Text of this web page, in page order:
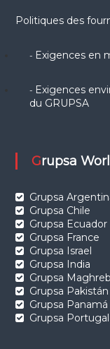
Politiques des
- Exigences en
- Exigences
du GRUPSA
Grupsa
Grupsa
Grupsa Chile
Grupsa Ecuador
Grupsa France
Grupsa Israel
Grupsa India
Grupsa Maghreb
Grupsa Pakistán
Grupsa Panamá
Grupsa Portugal